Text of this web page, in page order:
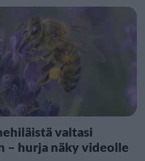
valtasi
– hurja näky videolle